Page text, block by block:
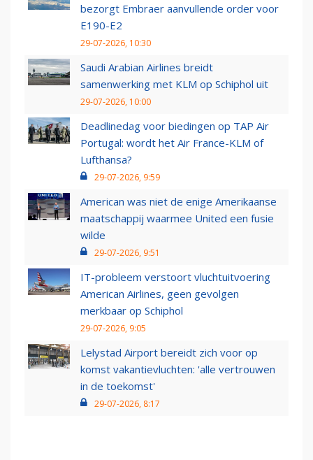
bezorgt Embraer aanvullende order voor
E190-E2
29-07-2026, 10:30
Saudi Arabian Airlines breidt
samenwerking met KLM op Schiphol uit
29-07-2026, 10:00
Deadlinedag voor biedingen op TAP Air
Portugal: wordt het Air France-KLM of
Lufthansa?
29-07-2026, 9:59
American was niet de enige Amerikaanse
maatschappij waarmee United een fusie
wilde
29-07-2026, 9:51
IT-probleem verstoort vluchtuitvoering
American Airlines, geen gevolgen
merkbaar op Schiphol
29-07-2026, 9:05
Lelystad Airport bereidt zich voor op
komst vakantievluchten: 'alle vertrouwen
in de toekomst'
29-07-2026, 8:17